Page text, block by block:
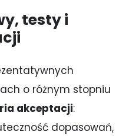
testy i
o różnym stopniu
akceptacji:
dopasowań,